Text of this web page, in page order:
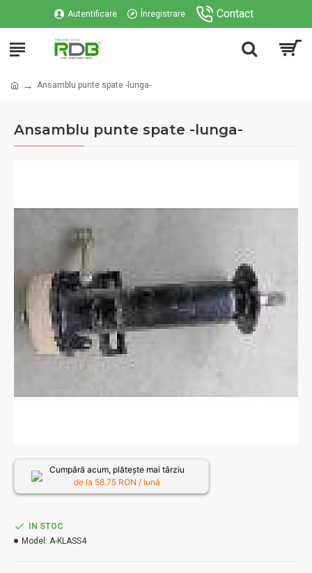
Autentificare Înregistrare Contact
Ansamblu punte spate -lunga-
Ansamblu punte spate -lunga-
IN STOC
Model: A-KLASS4
Cumpără acum, plătește mai târziu
de la 58.75 RON / lună